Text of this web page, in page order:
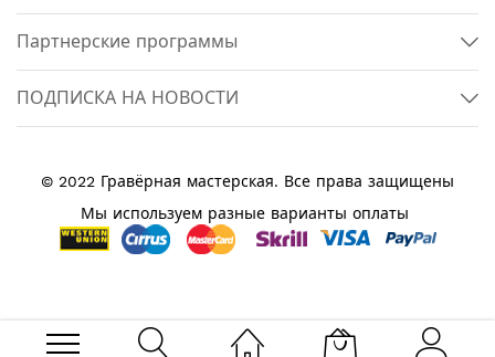
Партнерские программы
ПОДПИСКА НА НОВОСТИ
© 2022 Гравёрная мастерская. Все права защищены
Мы используем разные варианты оплаты